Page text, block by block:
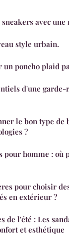
avec une
style urbain.
un poncho plaid
d'une garde-
le bon type de
?
pour homme : où
pour choisir
en extérieur ?
de l'été : Les
et esthétique